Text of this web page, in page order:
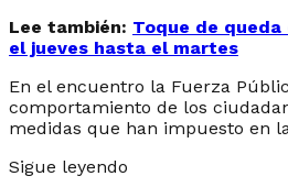
Lee también: Toque de queda
el jueves hasta el martes
En el encuentro la Fuerza
comportamiento de los
medidas que han impuesto en
Sigue leyendo